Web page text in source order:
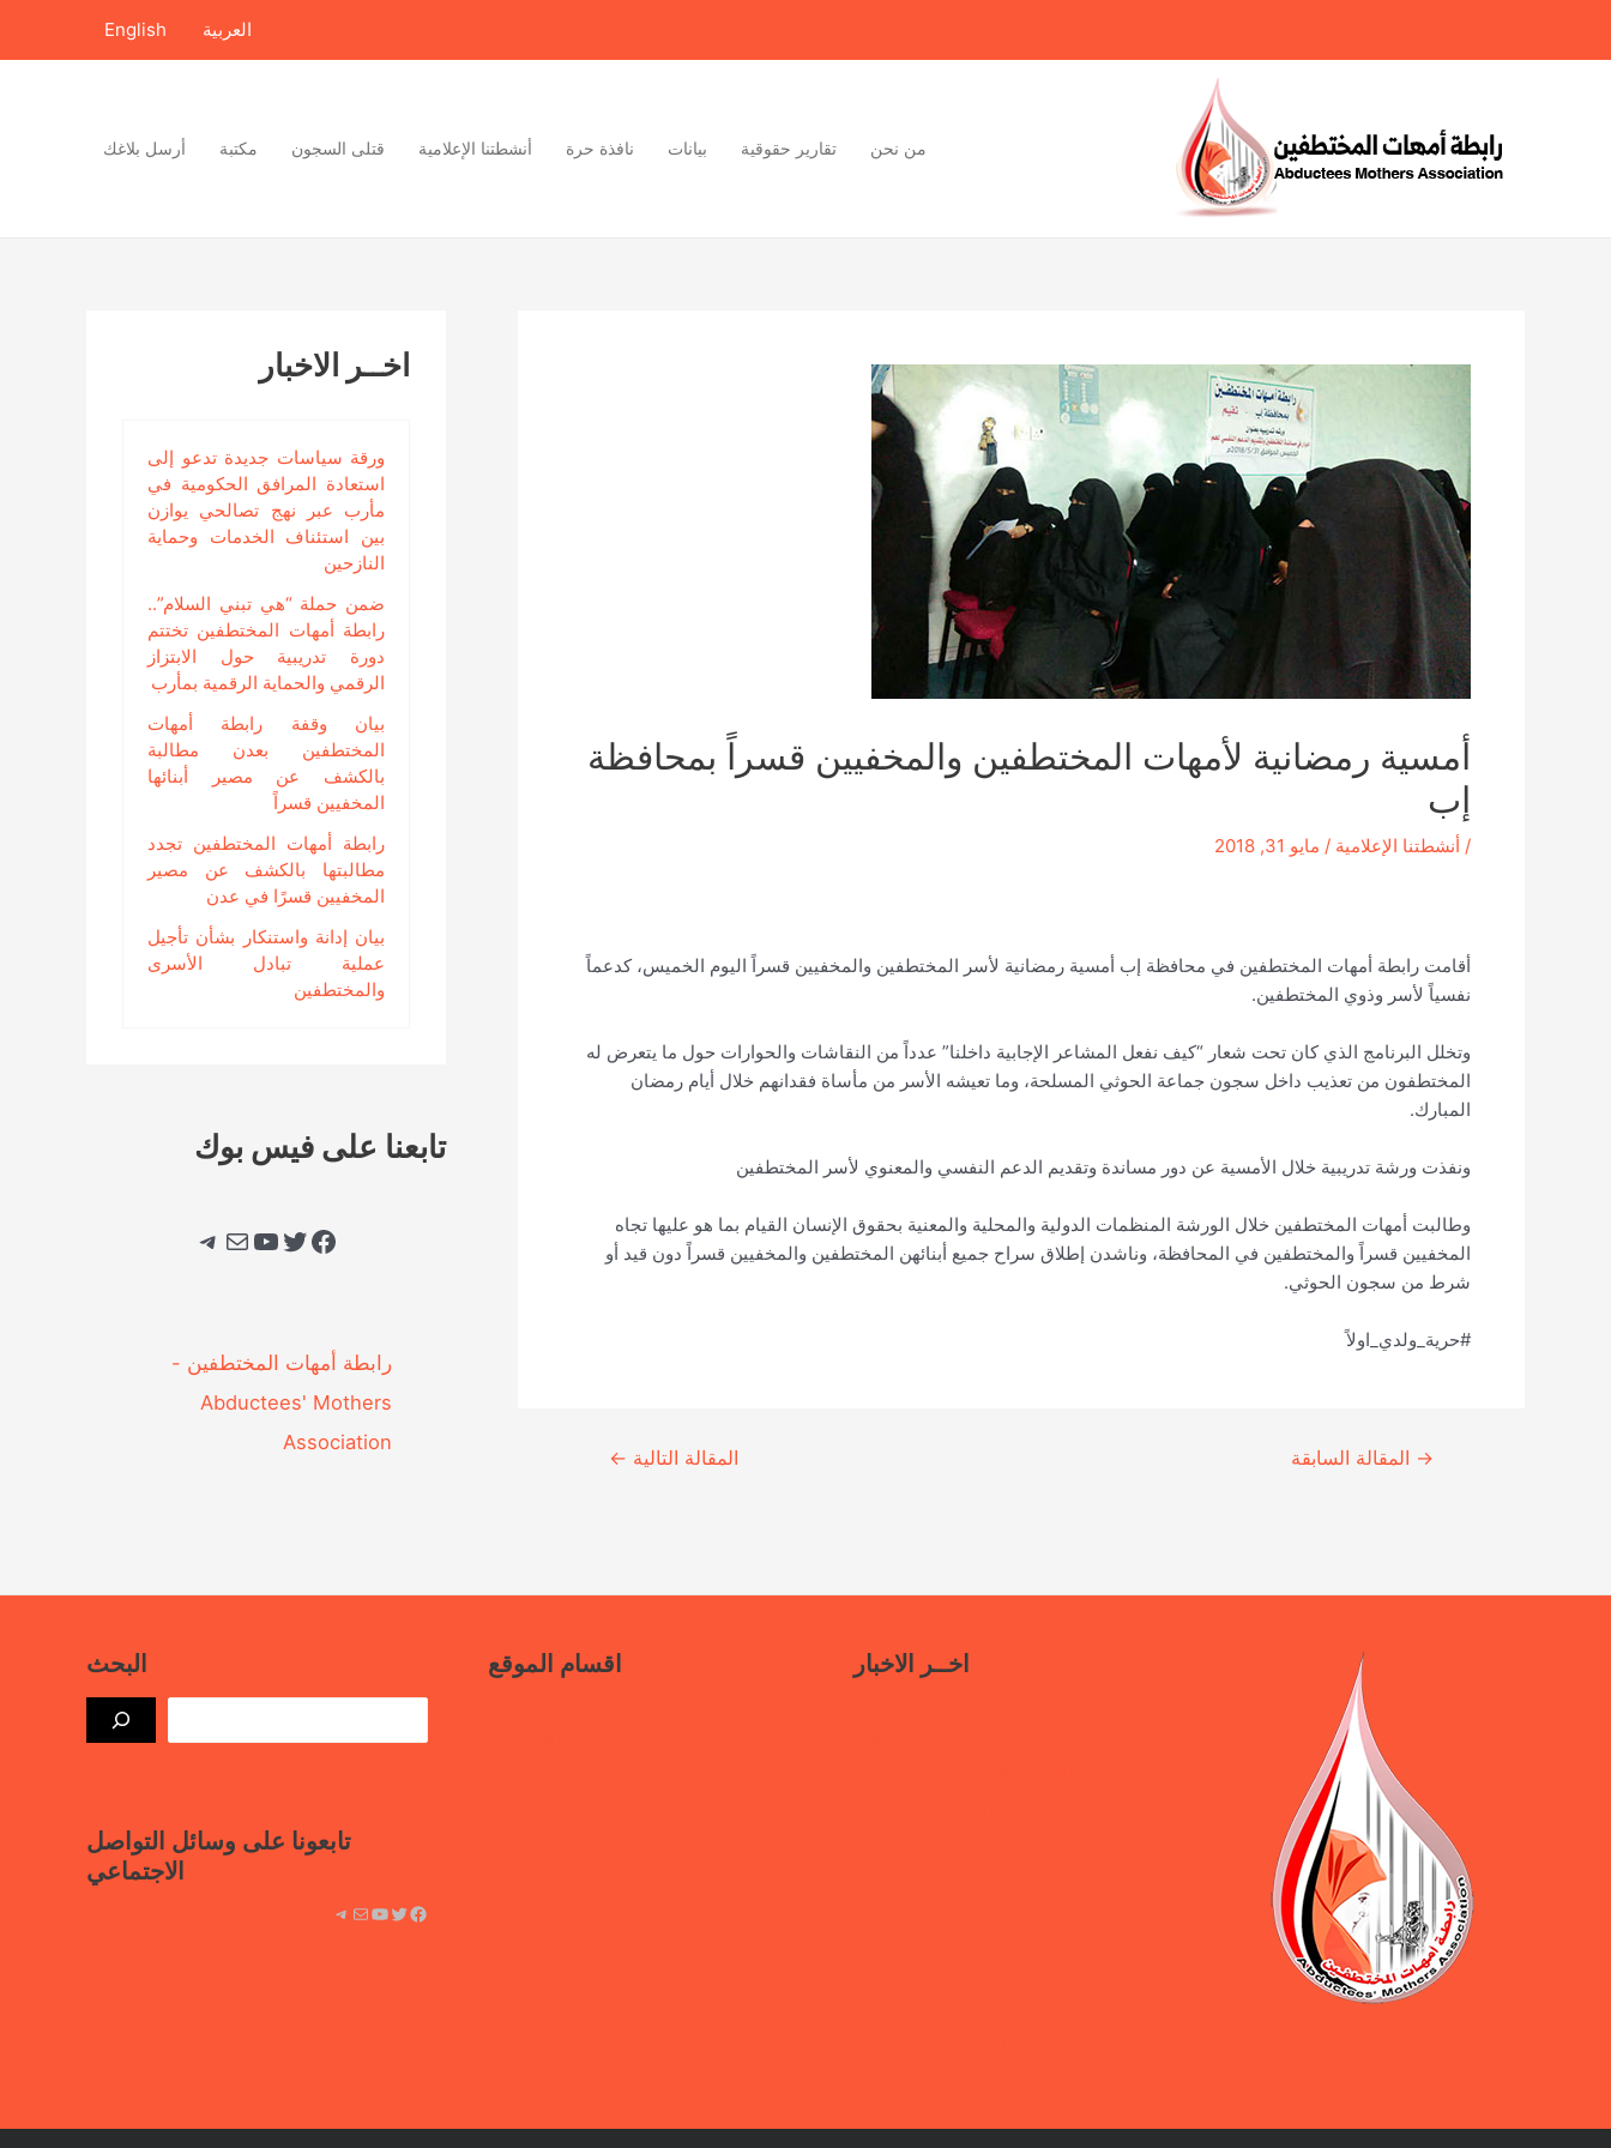
العربية English
من نحن تقارير حقوقية بيانات نافذة حرة أنشطتنا الإعلامية قتلى السجون مكتبة أرسل بلاغك
أمسية رمضانية لأمهات المختطفين والمخفيين قسراً بمحافظة
إب
/ أنشطتنا الإعلامية / مايو 31, 2018
أقامت رابطة أمهات المختطفين في محافظة إب أمسية رمضانية لأسر المختطفين والمخفيين قسراً اليوم الخميس، كدعماً
نفسياً لأسر وذوي المختطفين.
وتخلل البرنامج الذي كان تحت شعار “كيف نفعل المشاعر الإجابية داخلنا” عدداً من النقاشات والحوارات حول ما يتعرض له
المختطفون من تعذيب داخل سجون جماعة الحوثي المسلحة، وما تعيشه الأسر من مأساة فقدانهم خلال أيام رمضان
المبارك.
ونفذت ورشة تدريبية خلال الأمسية عن دور مساندة وتقديم الدعم النفسي والمعنوي لأسر المختطفين
وطالبت أمهات المختطفين خلال الورشة المنظمات الدولية والمحلية والمعنية بحقوق الإنسان القيام بما هو عليها تجاه
المخفيين قسراً والمختطفين في المحافظة، وناشدن إطلاق سراح جميع أبنائهن المختطفين والمخفيين قسراً دون قيد أو
شرط من سجون الحوثي.
#حرية_ولدي_اولاً
Continue
→ المقالة السابقة المقالة التالية ←
اخــر الاخبار
ورقة سياسات جديدة تدعو إلى
استعادة المرافق الحكومية في
مأرب عبر نهج تصالحي يوازن
بين استئناف الخدمات وحماية
النازحين
ضمن حملة “هي تبني السلام”..
رابطة أمهات المختطفين تختتم
دورة تدريبية حول الابتزاز
الرقمي والحماية الرقمية بمأرب
بيان وقفة رابطة أمهات
المختطفين بعدن مطالبة
بالكشف عن مصير أبنائها
المخفيين قسراً
رابطة أمهات المختطفين تجدد
مطالبتها بالكشف عن مصير
المخفيين قسرًا في عدن
بيان إدانة واستنكار بشأن تأجيل
عملية تبادل الأسرى
والمختطفين
تابعنا على فيس بوك
فيسبوك تويتر يوتيوببريد تيليجرام
‎رابطة أمهات المختطفين -
Abductees' Mothers
Association‎
اخــر الاخبار اقسام الموقع البحث
تابعونا على وسائل التواصل
الاجتماعي
فيسبوك تويتر يوتيوب بريد تيليجرام